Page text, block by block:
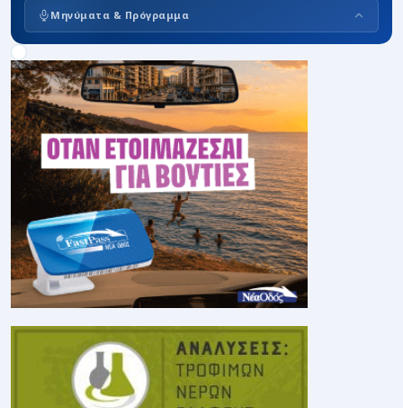
Μηνύματα & Πρόγραμμα